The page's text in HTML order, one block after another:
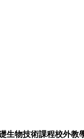
生物技術課程校外教